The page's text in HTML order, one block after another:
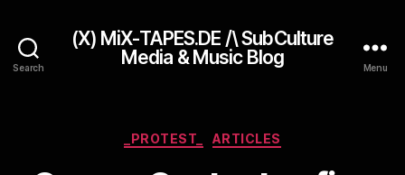
Search
(X) MiX-TAPES.DE /\ SubCulture
Media & Music Blog
Menu
Categories
_PROTEST_ ARTICLES